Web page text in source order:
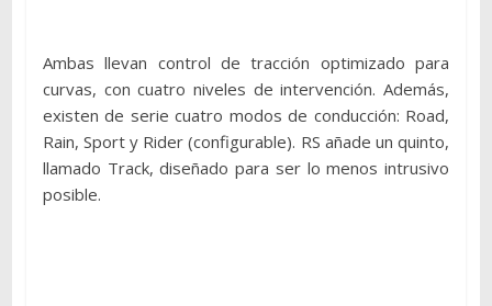
Ambas llevan control de tracción optimizado para
curvas, con cuatro niveles de intervención. Además,
existen de serie cuatro modos de conducción: Road,
Rain, Sport y Rider (configurable). RS añade un quinto,
llamado Track, diseñado para ser lo menos intrusivo
posible.